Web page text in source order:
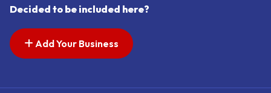
Decided to be included here?
Add Your Business